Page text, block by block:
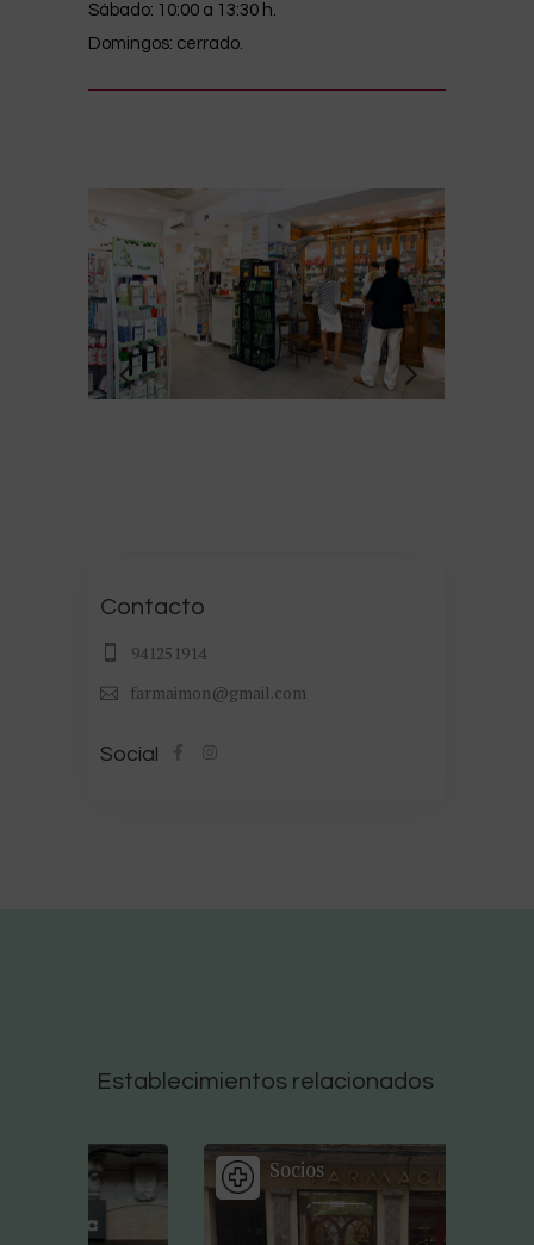
Sábado: 10:00 a 13:30 h.
Domingos: cerrado.
Social